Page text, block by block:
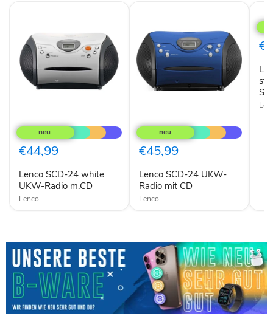
SCD-
24
white
UKW-
m.CD
€44,99
Lenco SCD-24 white
UKW-Radio m.CD
Lenco
SCD-
24
UKW-
Radio
CD
€45,99
Lenco SCD-24 UKW-
Radio mit CD
Lenco
24